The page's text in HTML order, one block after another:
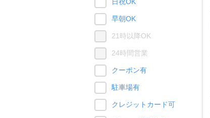
早朝OK
21時以降OK
24時間営業
クーポン有
駐車場有
クレジットカード可